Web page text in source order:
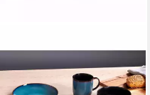
ab 11,33 €
lieferbar - in 4-5 Werktagen bei dir